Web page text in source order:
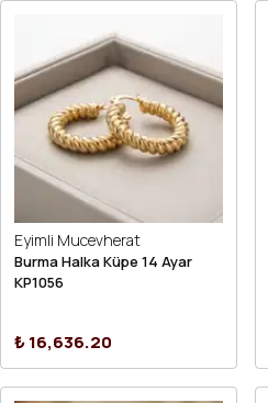
Eyimli Mucevherat
Burma Halka Küpe 14 Ayar
KP1056
₺ 16,636.20